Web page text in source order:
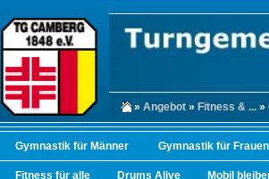
» Angebot » Fitness & ... »
Gymnastik für Männer Gymnastik für Frauen
Fitness für alle Drums Alive Mobil